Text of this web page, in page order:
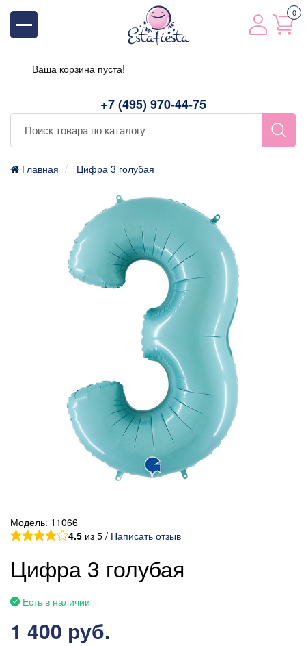
+7 (495) 970-44-75
0
Ваша корзина пуста!
Главная Цифра 3 голубая
Модель: 11066
4.5 из 5 / Написать отзыв
Цифра 3 голубая
Есть в наличии
1 400 руб.